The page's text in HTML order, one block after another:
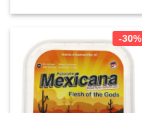
preços:
€17,47
-30%